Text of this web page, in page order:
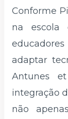
Conforme
na escola
adaptar
Antunes
integração
não